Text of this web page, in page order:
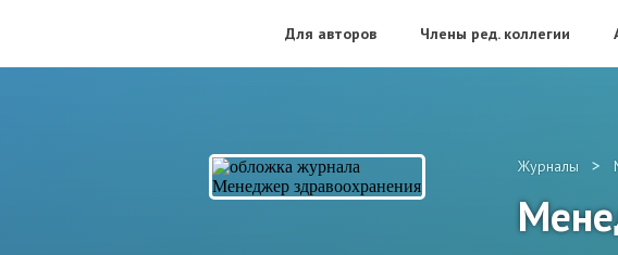
Для авторов Члены ред. коллегии
Журналы >